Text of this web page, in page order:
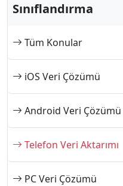
Sınıflandırma
Tüm Konular
iOS Veri Çözümü
Android Veri Çözümü
Telefon Veri Aktarımı
PC Veri Çözümü